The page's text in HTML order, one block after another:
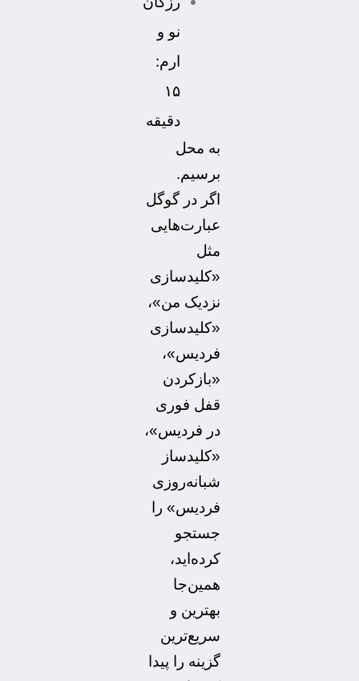
نو و
ارم:
۱۵
دقیقه
به محل
برسیم.
اگر در گوگل
عبارت‌هایی
مثل
«کلیدسازی
نزدیک من»،
«کلیدسازی
فردیس»،
«بازکردن
قفل فوری
در فردیس»،
«کلیدساز
شبانه‌روزی
فردیس» را
جستجو
کرده‌اید،
همین‌جا
بهترین و
سریع‌ترین
گزینه را پیدا